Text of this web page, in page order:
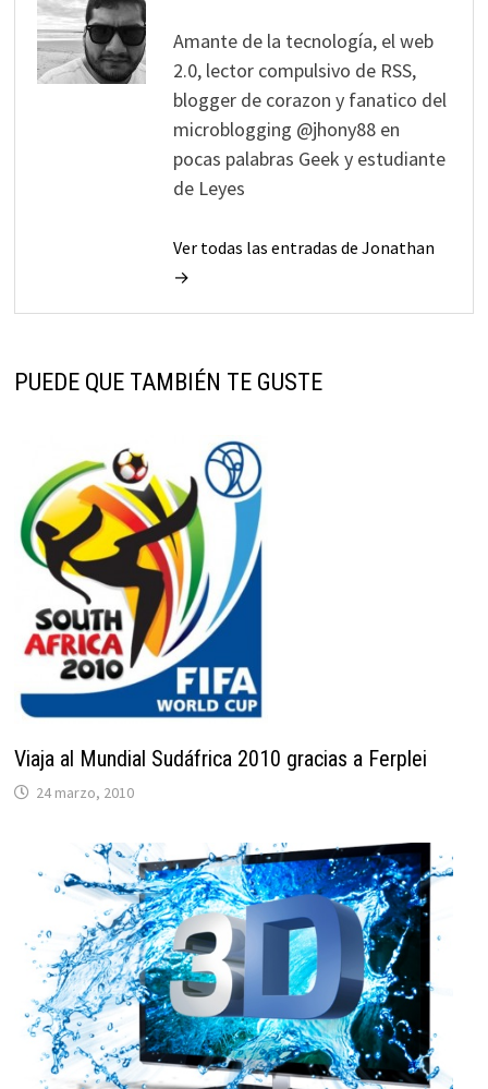
Amante de la tecnología, el web
2.0, lector compulsivo de RSS,
blogger de corazon y fanatico del
microblogging @jhony88 en
pocas palabras Geek y estudiante
de Leyes
Ver todas las entradas de Jonathan
→
PUEDE QUE TAMBIÉN TE GUSTE
Viaja al Mundial Sudáfrica 2010 gracias a Ferplei
24 marzo, 2010